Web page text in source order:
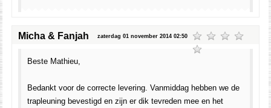
Micha & Fanjah zaterdag 01 november 2014 02:50
Beste Mathieu,
Bedankt voor de correcte levering. Vanmiddag hebben we de
trapleuning bevestigd en zijn er dik tevreden mee en het